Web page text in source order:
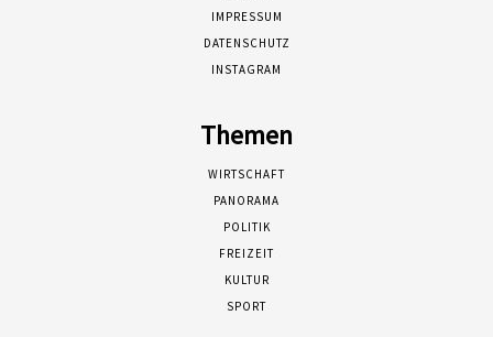
IMPRESSUM
DATENSCHUTZ
INSTAGRAM
Themen
WIRTSCHAFT
PANORAMA
POLITIK
FREIZEIT
KULTUR
SPORT